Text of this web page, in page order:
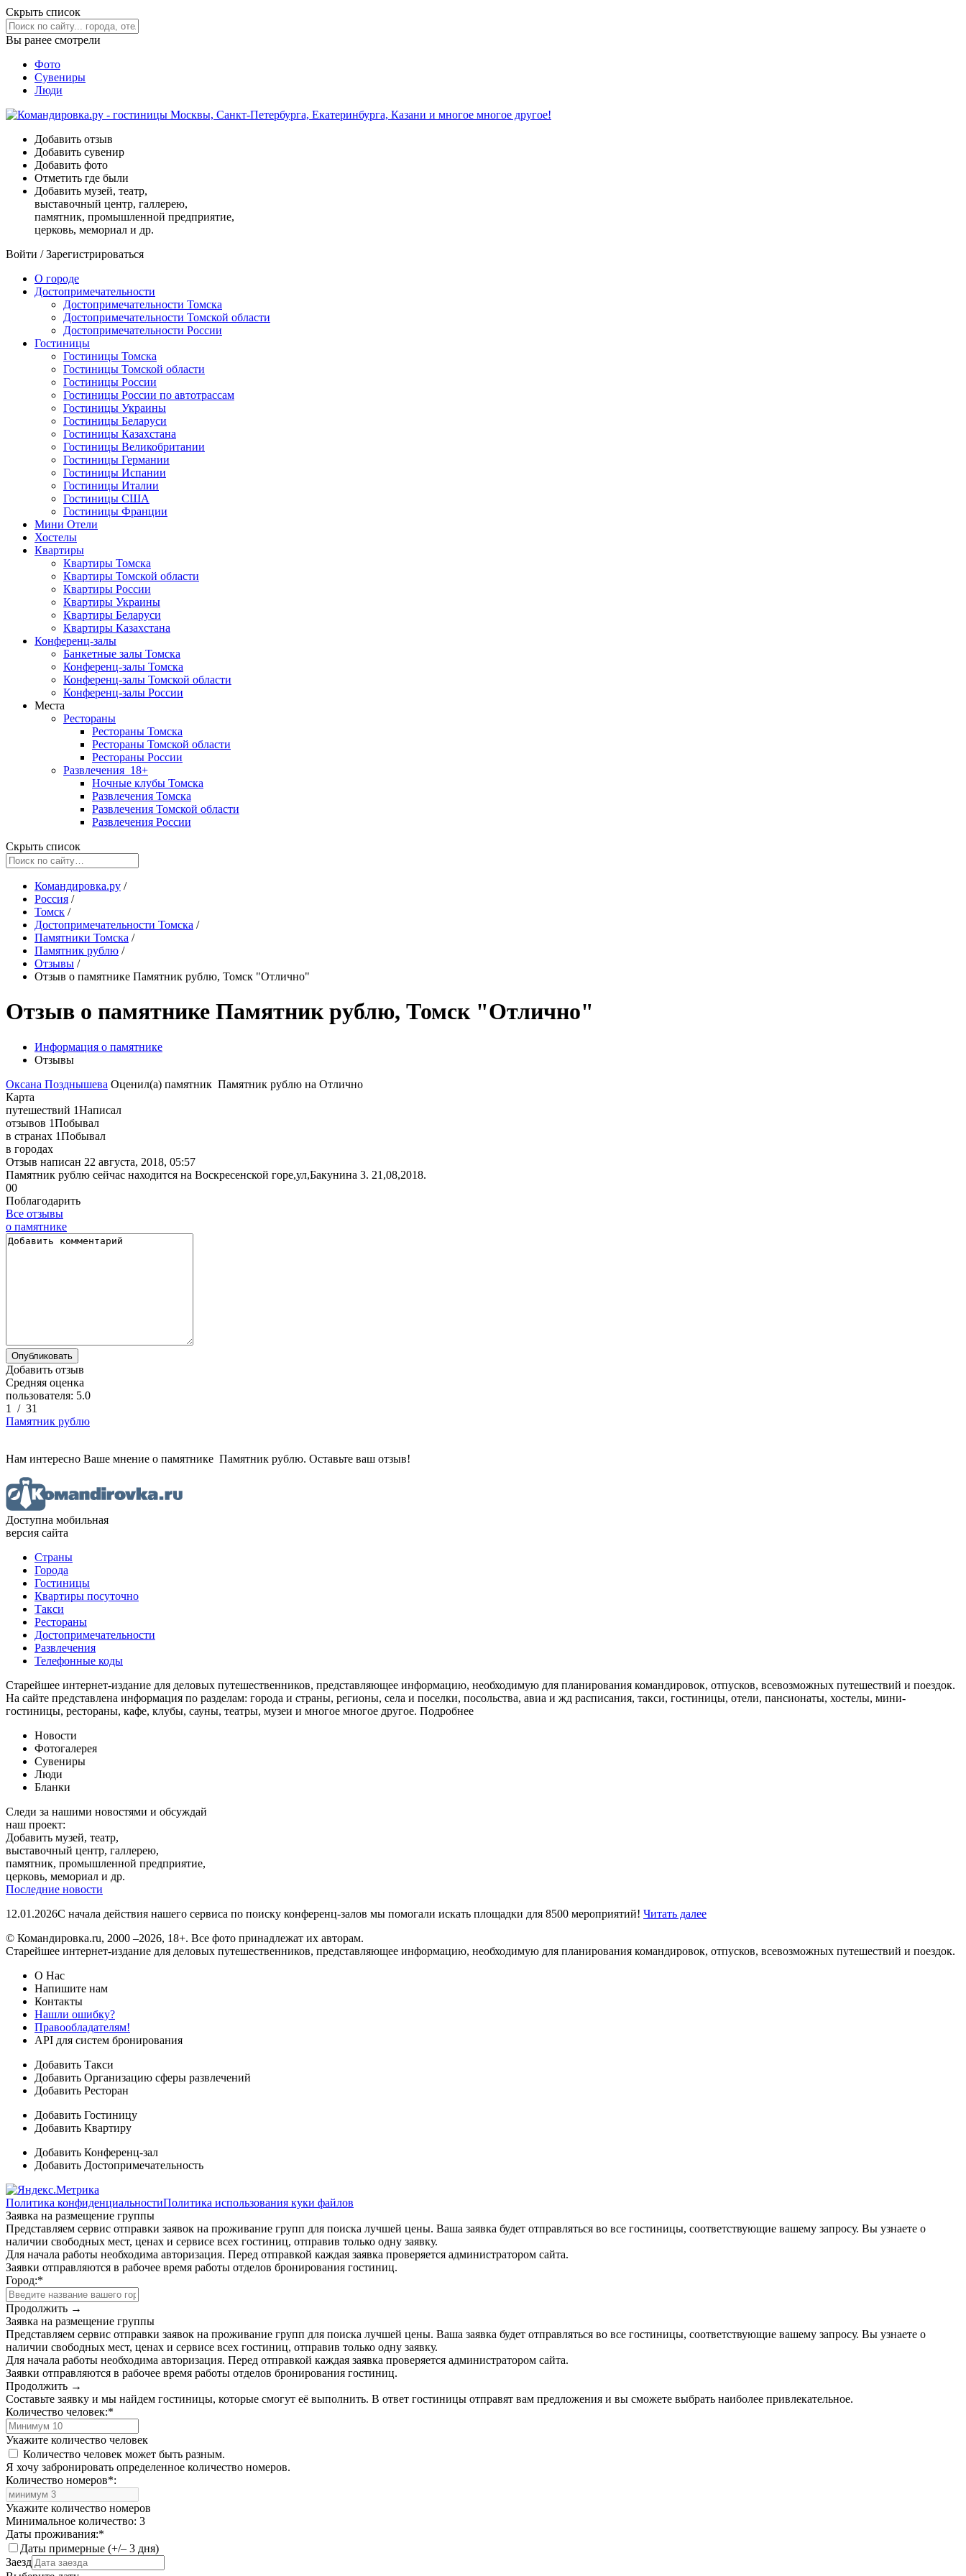
Скрыть список
Вы ранее смотрели
Фото
Сувениры
Люди
Добавить отзыв
Добавить сувенир
Добавить фото
Отметить где были
Добавить музей, театр,
выставочный центр, галлерею,
памятник, промышленной предприятие,
церковь, мемориал и др.
Войти /Зарегистрироваться
О городе
Достопримечательности
Достопримечательности Томска
Достопримечательности Томской области
Достопримечательности России
Гостиницы
Гостиницы Томска
Гостиницы Томской области
Гостиницы России
Гостиницы России по автотрассам
Гостиницы Украины
Гостиницы Беларуси
Гостиницы Казахстана
Гостиницы Великобритании
Гостиницы Германии
Гостиницы Испании
Гостиницы Италии
Гостиницы США
Гостиницы Франции
Мини Отели
Хостелы
Квартиры
Квартиры Томска
Квартиры Томской области
Квартиры России
Квартиры Украины
Квартиры Беларуси
Квартиры Казахстана
Конференц-залы
Банкетные залы Томска
Конференц-залы Томска
Конференц-залы Томской области
Конференц-залы России
Места
Рестораны
Рестораны Томска
Рестораны Томской области
Рестораны России
Развлечения 18+
Ночные клубы Томска
Развлечения Томска
Развлечения Томской области
Развлечения России
Скрыть список
Командировка.ру /
Россия /
Томск /
Достопримечательности Томска /
Памятники Томска /
Памятник рублю /
Отзывы /
Отзыв о памятнике Памятник рублю, Томск "Отлично"
Отзыв о памятнике Памятник рублю, Томск "Отлично"
Информация о памятнике
Отзывы
Оксана Позднышева Оценил(а) памятник Памятник рублю на Отлично
Карта
путешествий 1Написал
отзывов 1Побывал
в странах 1Побывал
в городах
Отзыв написан 22 августа, 2018, 05:57
Памятник рублю сейчас находится на Воскресенской горе,ул,Бакунина 3. 21,08,2018.
00
Поблагодарить
Все отзывы
о памятнике
Добавить отзыв
Средняя оценка
пользователя: 5.0
1
/ 31
Памятник рублю
Нам интересно Ваше мнение о памятнике Памятник рублю. Оставьте ваш отзыв!
Доступна мобильная
версия сайта
Страны
Города
Гостиницы
Квартиры посуточно
Такси
Рестораны
Достопримечательности
Развлечения
Телефонные коды
Старейшее интернет-издание для деловых путешественников, представляющее информацию, необходимую для планирования командировок, отпусков, всевозможных путешествий и поездок.
На сайте представлена информация по разделам: города и страны, регионы, села и поселки, посольства, авиа и жд расписания, такси, гостиницы, отели, пансионаты, хостелы, мини-
гостиницы, рестораны, кафе, клубы, сауны, театры, музеи и многое многое другое. Подробнее
Новости
Фотогалерея
Сувениры
Люди
Бланки
Следи за нашими новостями и обсуждай
наш проект:
Добавить музей, театр,
выставочный центр, галлерею,
памятник, промышленной предприятие,
церковь, мемориал и др.
Последние новости
12.01.2026С начала действия нашего сервиса по поиску конференц-залов мы помогали искать площадки для 8500 мероприятий! Читать далее
© Командировка.ru, 2000 –2026, 18+. Все фото принадлежат их авторам.
Старейшее интернет-издание для деловых путешественников, представляющее информацию, необходимую для планирования командировок, отпусков, всевозможных путешествий и поездок.
О Нас
Напишите нам
Контакты
Нашли ошибку?
Правообладателям!
API для систем бронирования
Добавить Такси
Добавить Организацию сферы развлечений
Добавить Ресторан
Добавить Гостиницу
Добавить Квартиру
Добавить Конференц-зал
Добавить Достопримечательность
Политика конфиденциальностиПолитика использования куки файлов
Заявка на размещение группы
Представляем сервис отправки заявок на проживание групп для поиска лучшей цены. Ваша заявка будет отправляться во все гостиницы, соответствующие вашему запросу. Вы узнаете о
наличии свободных мест, ценах и сервисе всех гостиниц, отправив только одну заявку.
Для начала работы необходима авторизация. Перед отправкой каждая заявка проверяется администратором сайта.
Заявки отправляются в рабочее время работы отделов бронирования гостиниц.
Город:*
Продолжить →
Заявка на размещение группы
Представляем сервис отправки заявок на проживание групп для поиска лучшей цены. Ваша заявка будет отправляться во все гостиницы, соответствующие вашему запросу. Вы узнаете о
наличии свободных мест, ценах и сервисе всех гостиниц, отправив только одну заявку.
Для начала работы необходима авторизация. Перед отправкой каждая заявка проверяется администратором сайта.
Заявки отправляются в рабочее время работы отделов бронирования гостиниц.
Продолжить →
Составьте заявку и мы найдем гостиницы, которые смогут её выполнить. В ответ гостиницы отправят вам предложения и вы сможете выбрать наиболее привлекательное.
Количество человек:*
Укажите количество человек
Количество человек может быть разным.
Я хочу забронировать определенное количество номеров.
Количество номеров*:
Укажите количество номеров
Минимальное количество: 3
Даты проживания:*
Даты примерные (+/– 3 дня)
Заезд